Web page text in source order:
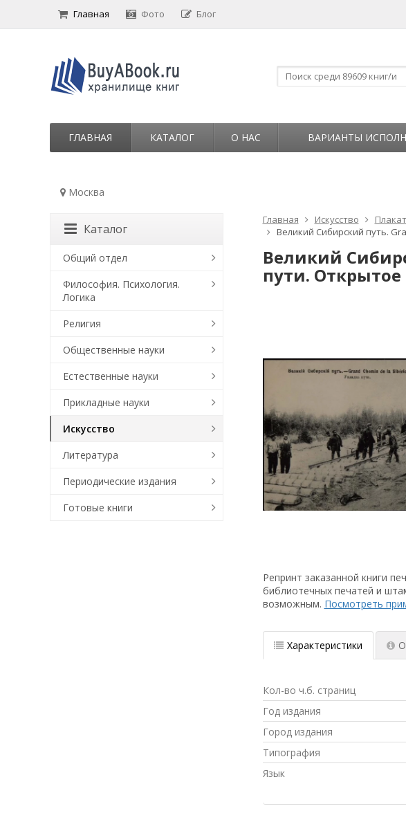
Главная Фото Блог
ГЛАВНАЯ КАТАЛОГ О НАС ВАРИАНТЫ
Москва
Главная Искусство
Великий Сибирский путь.
Великий
пути.
Репринт заказанной книги
библиотечных печатей и
возможным. Посмотреть
Характеристики
Кол-во ч.б. страниц
Год издания
Город издания
Типография
Язык
Каталог
Общий отдел
Философия. Психология.
Логика
Религия
Общественные науки
Естественные науки
Прикладные науки
Искусство
Литература
Периодические издания
Готовые книги